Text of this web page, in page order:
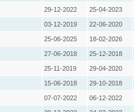
29-12-2022 25-04-2023
03-12-2019 22-06-2020
25-06-2025 18-02-2026
27-06-2018 25-12-2018
25-11-2019 29-04-2020
15-06-2018 29-10-2018
07-07-2022 06-12-2022